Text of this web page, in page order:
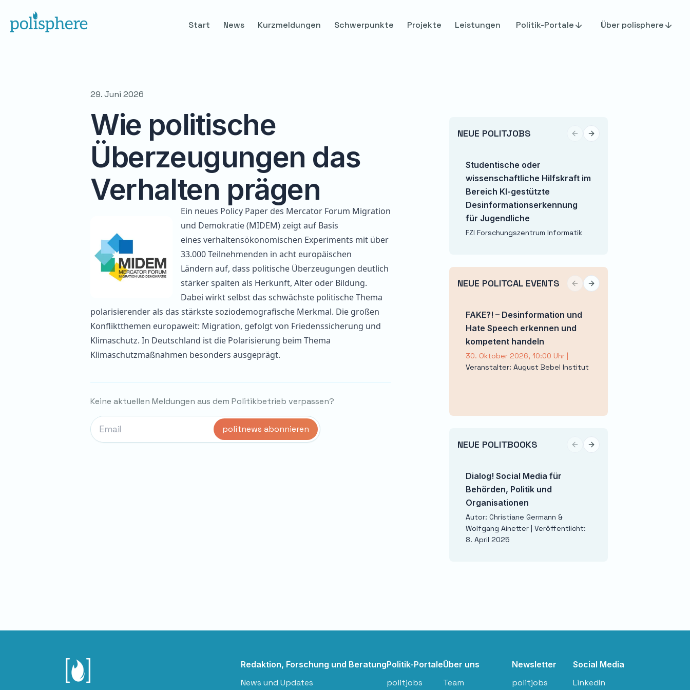
Start News Kurzmeldungen Schwerpunkte Projekte Leistungen Politik-Portale Über polisphere
29. Juni 2026
Wie politische
Überzeugungen das
Verhalten prägen
Ein neues Policy Paper des Mercator Forum Migration
und Demokratie (MIDEM) zeigt auf Basis
eines verhaltensökonomischen Experiments mit über
33.000 Teilnehmenden in acht europäischen
Ländern auf, dass politische Überzeugungen deutlich
stärker spalten als Herkunft, Alter oder Bildung.
Dabei wirkt selbst das schwächste politische Thema
polarisierender als das stärkste soziodemografische Merkmal. Die großen
Konfliktthemen europaweit: Migration, gefolgt von Friedenssicherung und
Klimaschutz. In Deutschland ist die Polarisierung beim Thema
Klimaschutzmaßnahmen besonders ausgeprägt.
Keine aktuellen Meldungen aus dem Politikbetrieb verpassen?
NEUE POLITJOBS Previous slide
Next slide
Studentische oder
wissenschaftliche Hilfskraft im
Bereich KI-gestützte
Desinformationserkennung
für Jugendliche
FZI Forschungszentrum Informatik
NEUE POLITCAL EVENTS Previous slide
Next slide
FAKE?! – Desinformation und
Hate Speech erkennen und
kompetent handeln
30. Oktober 2026, 10:00 Uhr|
Veranstalter: August Bebel Institut
NEUE POLITBOOKS Previous slide
Next slide
Dialog! Social Media für
Behörden, Politik und
Organisationen
Autor: Christiane Germann &
Wolfgang Ainetter | Veröffentlicht:
8. April 2025
Redaktion, Forschung und Beratung
News und Updates
Politik-Portale
politjobs
Über uns
Team
Newsletter
politjobs
Social Media
LinkedIn